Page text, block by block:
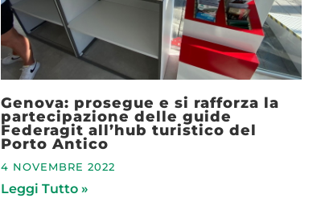
Genova: prosegue e si rafforza la
partecipazione delle guide
Federagit all’hub turistico del
Porto Antico
4 NOVEMBRE 2022
Leggi Tutto »